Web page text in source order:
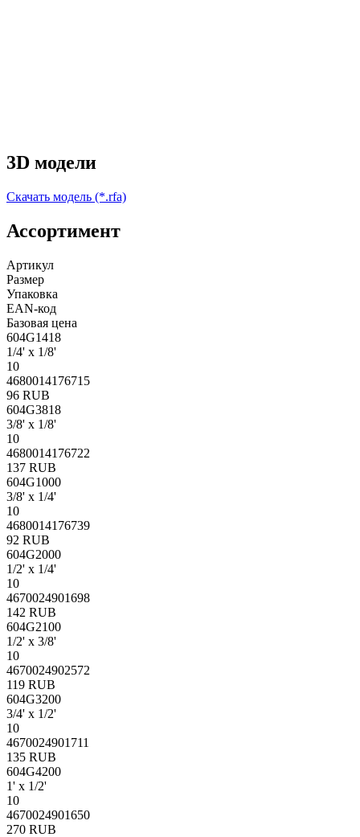
3D модели
Скачать модель (*.rfa)
Ассортимент
Артикул
Размер
Упаковка
EAN-код
Базовая цена
604G1418
1/4' х 1/8'
10
4680014176715
96 RUB
604G3818
3/8' х 1/8'
10
4680014176722
137 RUB
604G1000
3/8' х 1/4'
10
4680014176739
92 RUB
604G2000
1/2' х 1/4'
10
4670024901698
142 RUB
604G2100
1/2' х 3/8'
10
4670024902572
119 RUB
604G3200
3/4' х 1/2'
10
4670024901711
135 RUB
604G4200
1' х 1/2'
10
4670024901650
270 RUB